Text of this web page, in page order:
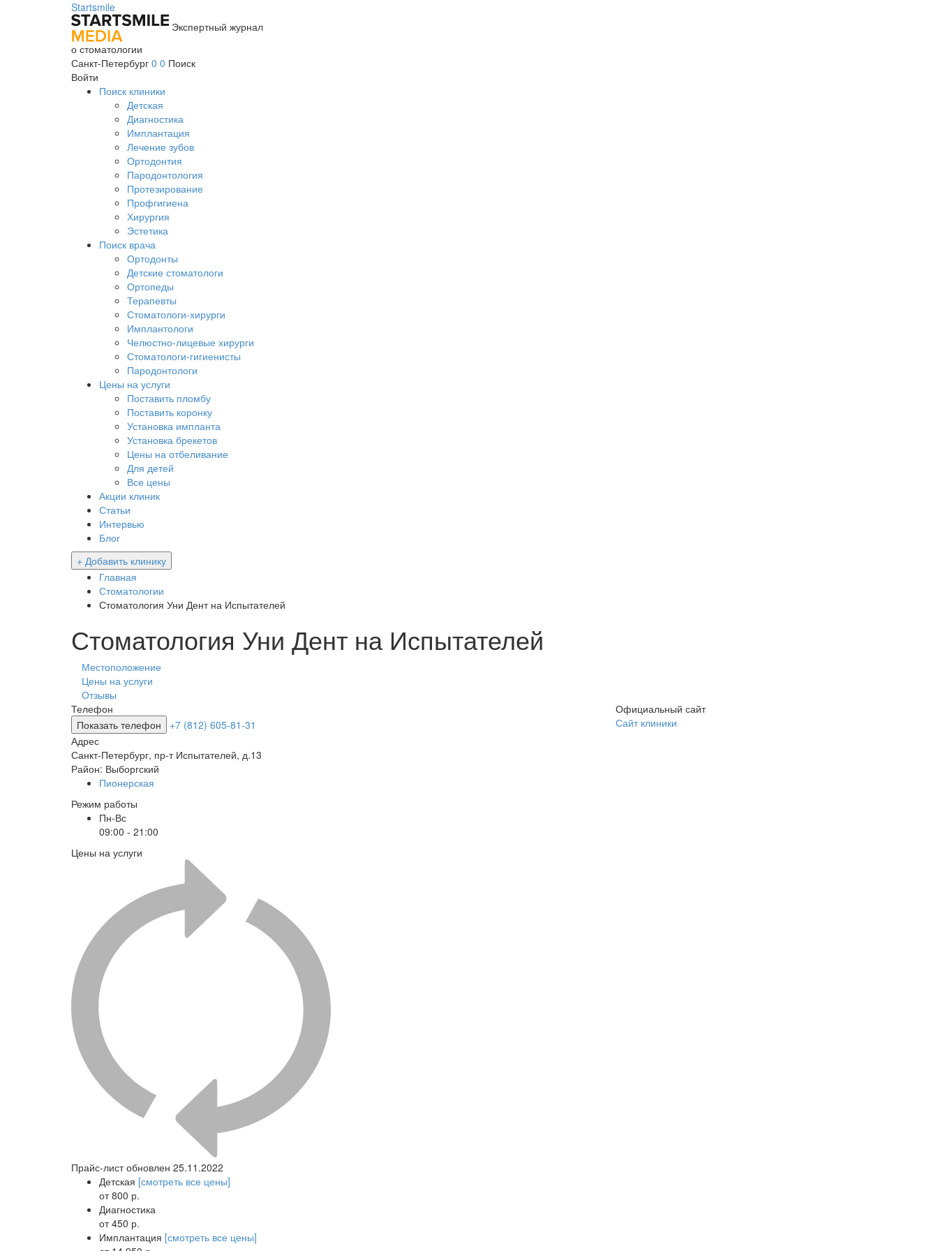
Startsmile
Экспертный журнал
о стоматологии
Санкт-Петербург 0 0 Поиск
Войти
Поиск клиники
Детская
Диагностика
Имплантация
Лечение зубов
Ортодонтия
Пародонтология
Протезирование
Профгигиена
Хирургия
Эстетика
Поиск врача
Ортодонты
Детские стоматологи
Ортопеды
Терапевты
Стоматологи-хирурги
Имплантологи
Челюстно-лицевые хирурги
Стоматологи-гигиенисты
Пародонтологи
Цены на услуги
Поставить пломбу
Поставить коронку
Установка импланта
Установка брекетов
Цены на отбеливание
Для детей
Все цены
Акции клиник
Статьи
Интервью
Блог
+ Добавить клинику
Главная
Стоматологии
Стоматология Уни Дент на Испытателей
Стоматология Уни Дент на Испытателей
Местоположение
Цены на услуги
Отзывы
Телефон
Показать телефон
+7 (812) 605-81-31
Адрес
Санкт-Петербург, пр-т Испытателей, д.13
Район: Выборгский
Пионерская
Режим работы
Пн-Вс
09:00 - 21:00
Цены на услуги
Прайс-лист обновлен 25.11.2022
Детская [смотреть все цены]
от 800 р.
Диагностика
от 450 р.
Имплантация [смотреть все цены]
Официальный сайт
Сайт клиники